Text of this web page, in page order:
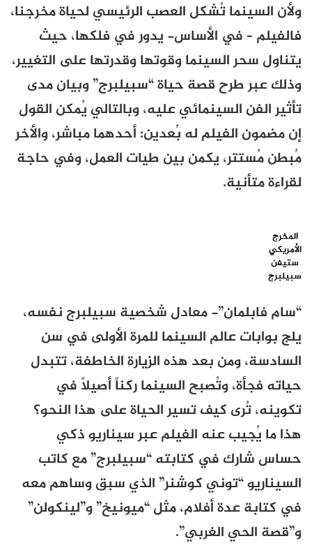
ولأن السينما تُشكل العصب الرئيسي لحياة مخرجنا،
فالفيلم – في الأساس- يدور في فلكها، حيث
يتناول سحر السينما وقوتها وقدرتها على التغيير،
وذلك عبر طرح قصة حياة “سبيلبرج” وبيان مدى
تأثير الفن السينمائي عليه، وبالتالي يُمكن القول
إن مضمون الفيلم له بُعدين: أحدهما مباشر، والأخر
مُبطن مُستتر، يكمن بين طيات العمل، وفي حاجة
لقراءة متأنية.
المخرج
الأمريكي
ستيفن
سبيلبرج
“سام فابلمان”- معادل شخصية سبيلبرج نفسه،
يلج بوابات عالم السينما للمرة الأولى في سن
السادسة، ومن بعد هذه الزيارة الخاطفة، تتبدل
حياته فجأة، وتُصبح السينما ركناً أصيلاً في
تكوينه، تُرى كيف تسير الحياة على هذا النحو؟
هذا ما يُجيب عنه الفيلم عبر سيناريو ذكي
حساس شارك في كتابته “سبيلبرج” مع كاتب
السيناريو “توني كوشنر” الذي سبق وساهم معه
في كتابة عدة أفلام، مثل “ميونيخ” و”لينكولن”
و”قصة الحي الغربي”.